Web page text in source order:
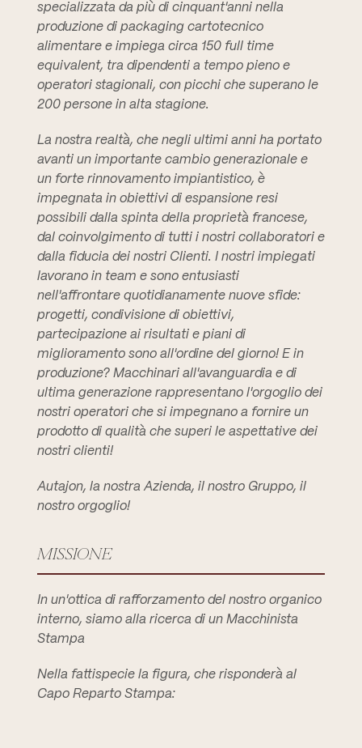
specializzata da più di cinquant'anni nella
produzione di packaging cartotecnico
alimentare e impiega circa 150 full time
equivalent, tra dipendenti a tempo pieno e
operatori stagionali, con picchi che superano le
200 persone in alta stagione.
La nostra realtà, che negli ultimi anni ha portato
avanti un importante cambio generazionale e
un forte rinnovamento impiantistico, è
impegnata in obiettivi di espansione resi
possibili dalla spinta della proprietà francese,
dal coinvolgimento di tutti i nostri collaboratori e
dalla fiducia dei nostri Clienti. I nostri impiegati
lavorano in team e sono entusiasti
nell'affrontare quotidianamente nuove sfide:
progetti, condivisione di obiettivi,
partecipazione ai risultati e piani di
miglioramento sono all'ordine del giorno! E in
produzione? Macchinari all'avanguardia e di
ultima generazione rappresentano l'orgoglio dei
nostri operatori che si impegnano a fornire un
prodotto di qualità che superi le aspettative dei
nostri clienti!
Autajon, la nostra Azienda, il nostro Gruppo, il
nostro orgoglio!
MISSIONE
In un'ottica di rafforzamento del nostro organico
interno, siamo alla ricerca di un Macchinista
Stampa
Nella fattispecie la figura, che risponderà al
Capo Reparto Stampa: